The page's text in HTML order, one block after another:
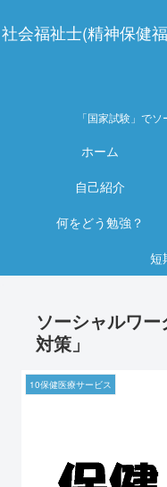
社会福祉士(精神保健
「国家試験」で
ホーム
自己紹介
何をどう勉強？
短
ソーシャルワ
対策」
10保健医療サービス